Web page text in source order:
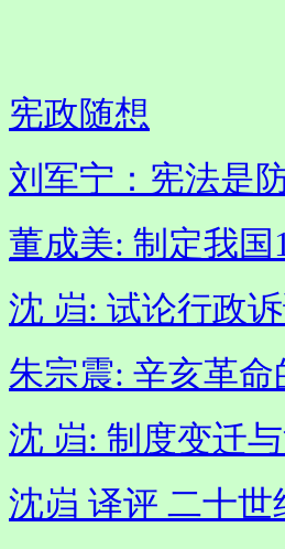
宪政随想
刘军宁：宪法是
董成美: 制定我
沈 岿: 试论行政
朱宗震: 辛亥革
沈 岿: 制度变
沈岿 译评 二十